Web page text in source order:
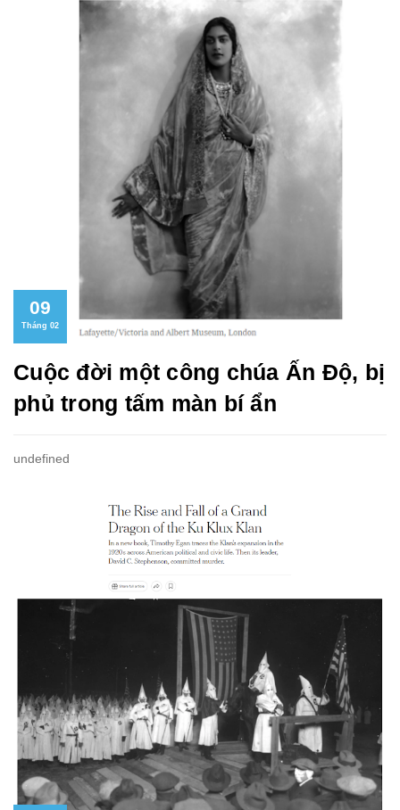
09
Tháng 02
Cuộc đời một công chúa Ấn Độ, bị
phủ trong tấm màn bí ẩn
undefined